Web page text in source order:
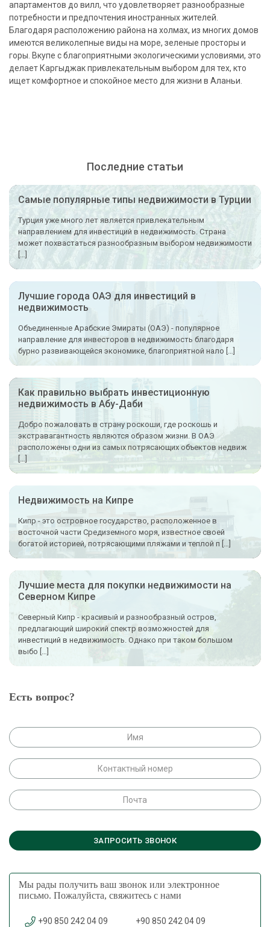
апартаментов до вилл, что удовлетворяет разнообразные
потребности и предпочтения иностранных жителей.
Благодаря расположению района на холмах, из многих домов
имеются великолепные виды на море, зеленые просторы и
горы. Вкупе с благоприятными экологическими условиями, это
делает Каргыджак привлекательным выбором для тех, кто
ищет комфортное и спокойное место для жизни в Аланьи.
Последние статьи
Самые популярные типы недвижимости в Турции
Турция уже много лет является привлекательным
направлением для инвестиций в недвижимость. Страна
может похвастаться разнообразным выбором недвижимости
[…]
Лучшие города ОАЭ для инвестиций в
недвижимость
Объединенные Арабские Эмираты (ОАЭ) - популярное
направление для инвесторов в недвижимость благодаря
бурно развивающейся экономике, благоприятной нало […]
Как правильно выбрать инвестиционную
недвижимость в Абу-Даби
Добро пожаловать в страну роскоши, где роскошь и
экстравагантность являются образом жизни. В ОАЭ
расположены одни из самых потрясающих объектов недвиж
[…]
Недвижимость на Кипре
Кипр - это островное государство, расположенное в
восточной части Средиземного моря, известное своей
богатой историей, потрясающими пляжами и теплой п […]
Лучшие места для покупки недвижимости на
Северном Кипре
Северный Кипр - красивый и разнообразный остров,
предлагающий широкий спектр возможностей для
инвестиций в недвижимость. Однако при таком большом
выбо […]
Есть вопрос?
Мы рады получить ваш звонок или электронное
письмо. Пожалуйста, свяжитесь с нами
+90 850 242 04 09 +90 850 242 04 09